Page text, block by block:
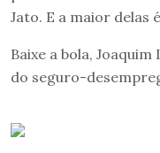
Jato. E a maior delas
Baixe a bola,
do seguro-